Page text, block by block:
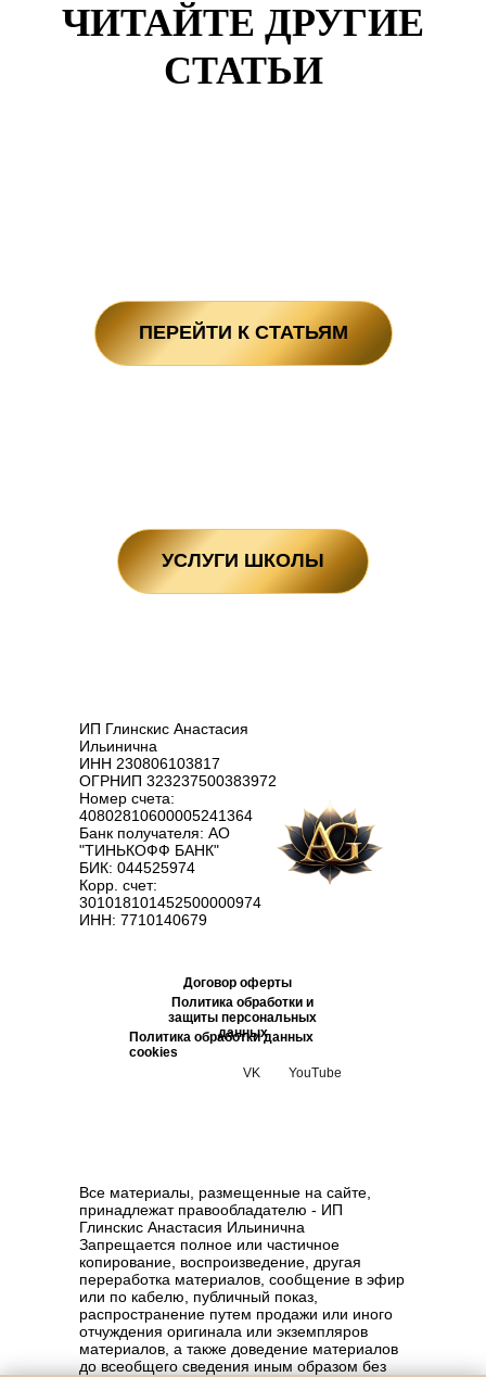
ЧИТАЙТЕ ДРУГИЕ
СТАТЬИ
ПЕРЕЙТИ К СТАТЬЯМ
УСЛУГИ ШКОЛЫ
Договор оферты
Политика обработки и
защиты персональных
данных
Политика обработки данных
cookies
VK
YouTube
ИП Глинскис Анастасия
Ильинична
ИНН 230806103817
ОГРНИП 323237500383972
Номер счета:
40802810600005241364
Банк получателя: АО
"ТИНЬКОФФ БАНК"
БИК: 044525974
Корр. счет:
301018101452500000974
ИНН: 7710140679
Все материалы, размещенные на сайте,
принадлежат правообладателю - ИП
Глинскис Анастасия Ильинична
Запрещается полное или частичное
копирование, воспроизведение, другая
переработка материалов, сообщение в эфир
или по кабелю, публичный показ,
распространение путем продажи или иного
отчуждения оригинала или экземпляров
материалов, а также доведение материалов
до всеобщего сведения иным образом без